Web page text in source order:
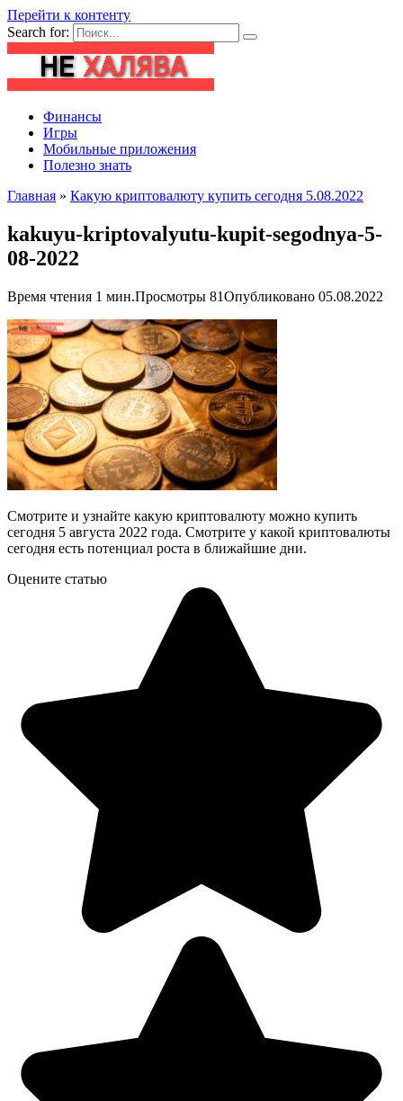
Перейти к контенту
Search for:
Финансы
Игры
Мобильные приложения
Полезно знать
Главная » Какую криптовалюту купить сегодня 5.08.2022
kakuyu-kriptovalyutu-kupit-segodnya-5-
08-2022
Время чтения 1 мин.Просмотры 81Опубликовано 05.08.2022
Смотрите и узнайте какую криптовалюту можно купить
сегодня 5 августа 2022 года. Смотрите у какой криптовалюты
сегодня есть потенциал роста в ближайшие дни.
Оцените статью